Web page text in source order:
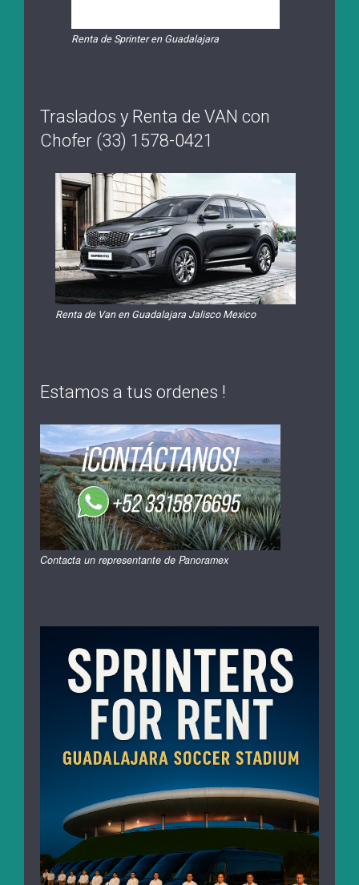
Renta de Sprinter en Guadalajara
Traslados y Renta de VAN con
Chofer (33) 1578-0421
Renta de Van en Guadalajara Jalisco Mexico
Estamos a tus ordenes !
Contacta un representante de Panoramex